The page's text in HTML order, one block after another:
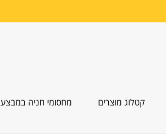
קטלוג מוצרים מחסומי חניה במבצע